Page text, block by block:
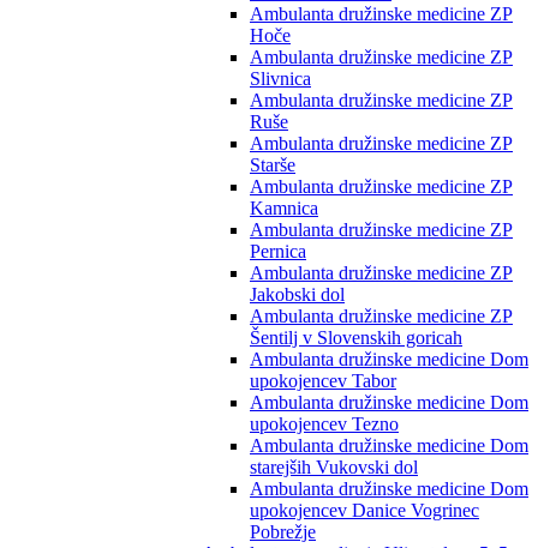
Ambulanta družinske medicine ZP
Hoče
Ambulanta družinske medicine ZP
Slivnica
Ambulanta družinske medicine ZP
Ruše
Ambulanta družinske medicine ZP
Starše
Ambulanta družinske medicine ZP
Kamnica
Ambulanta družinske medicine ZP
Pernica
Ambulanta družinske medicine ZP
Jakobski dol
Ambulanta družinske medicine ZP
Šentilj v Slovenskih goricah
Ambulanta družinske medicine Dom
upokojencev Tabor
Ambulanta družinske medicine Dom
upokojencev Tezno
Ambulanta družinske medicine Dom
starejših Vukovski dol
Ambulanta družinske medicine Dom
upokojencev Danice Vogrinec
Pobrežje